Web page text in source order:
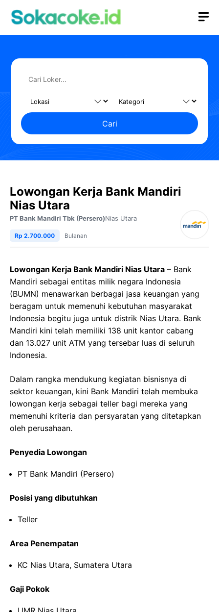
Cari
Lowongan Kerja Bank Mandiri
Nias Utara
PT Bank Mandiri Tbk (Persero)Nias Utara
Rp 2.700.000 Bulanan
Lowongan Kerja Bank Mandiri Nias Utara – Bank
Mandiri sebagai entitas milik negara Indonesia
(BUMN) menawarkan berbagai jasa keuangan yang
beragam untuk memenuhi kebutuhan masyarakat
Indonesia begitu juga untuk distrik Nias Utara. Bank
Mandiri kini telah memiliki 138 unit kantor cabang
dan 13.027 unit ATM yang tersebar luas di seluruh
Indonesia.
Dalam rangka mendukung kegiatan bisnisnya di
sektor keuangan, kini Bank Mandiri telah membuka
lowongan kerja sebagai teller bagi mereka yang
memenuhi kriteria dan persyaratan yang ditetapkan
oleh perusahaan.
Penyedia Lowongan
PT Bank Mandiri (Persero)
Posisi yang dibutuhkan
Teller
Area Penempatan
KC Nias Utara, Sumatera Utara
Gaji Pokok